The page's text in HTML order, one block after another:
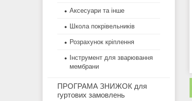
Аксесуари та інше
Школа покрівельників
Розрахунок кріплення
Інструмент для зварювання
мембрани
ПРОГРАМА ЗНИЖОК для
гуртових замовлень